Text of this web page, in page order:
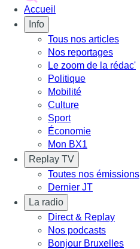
Accueil
Info
Tous nos articles
Nos reportages
Le zoom de la rédac'
Politique
Mobilité
Culture
Sport
Économie
Mon BX1
Replay TV
Toutes nos émissions
Dernier JT
La radio
Direct & Replay
Nos podcasts
Bonjour Bruxelles